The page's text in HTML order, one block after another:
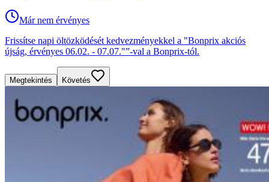
Már nem érvényes
Frissítse napi öltözködését kedvezményekkel a "Bonprix akciós
újság, érvényes 06.02. - 07.07."”-val a Bonprix-tól.
Megtekintés Követés